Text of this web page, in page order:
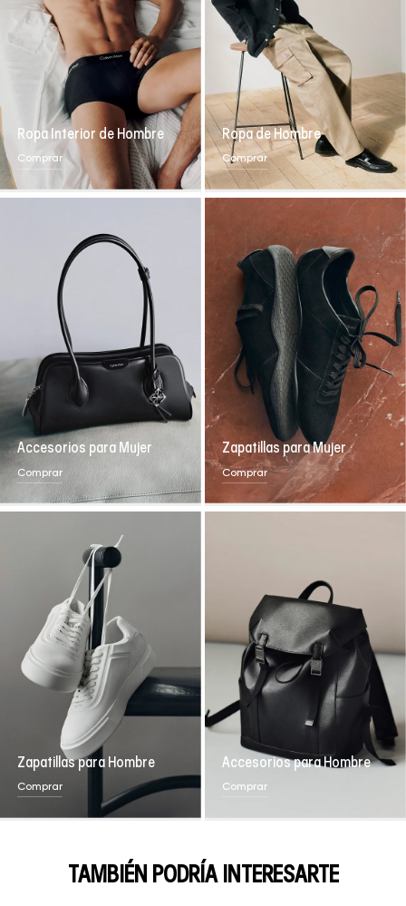
Ropa Interior de Hombre
Comprar
Ropa de Hombre
Comprar
Accesorios para Mujer
Comprar
Zapatillas para Mujer
Comprar
Zapatillas para Hombre
Comprar
Accesorios para Hombre
Comprar
TAMBIÉN PODRÍA INTERESARTE